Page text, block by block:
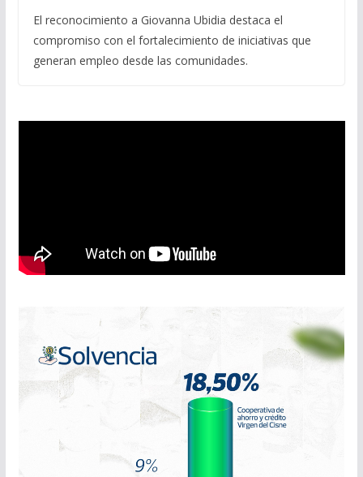
El reconocimiento a Giovanna Ubidia destaca el
compromiso con el fortalecimiento de iniciativas que
generan empleo desde las comunidades.